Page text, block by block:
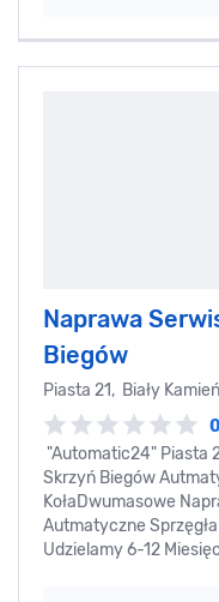
Naprawa
Biegów
Piasta 21, Biały
0
"Automatic24" Piasta
Skrzyń Biegów
KołaDwumasowe
Autmatyczne
Udzielamy 6-12